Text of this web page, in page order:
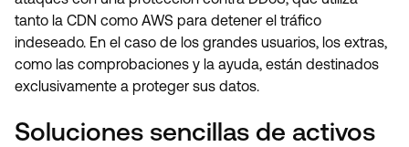
tanto la CDN como AWS para detener el tráfico
indeseado. En el caso de los grandes usuarios, los extras,
como las comprobaciones y la ayuda, están destinados
exclusivamente a proteger sus datos.
Soluciones sencillas de activos